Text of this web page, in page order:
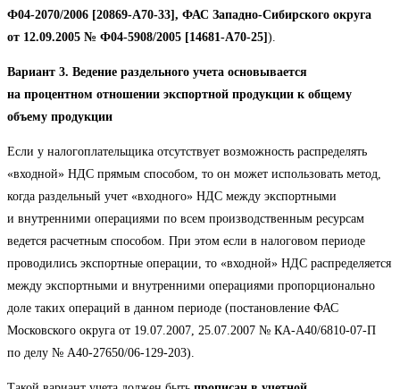
Ф04-2070/2006 [20869-А70-33], ФАС Западно-Сибирского округа
от 12.09.2005 № Ф04-5908/2005 [14681-А70-25] ).
Вариант 3. Ведение раздельного учета основывается
на процентном отношении экспортной продукции к общему
объему продукции
Если у налогоплательщика отсутствует возможность распределять
«входной» НДС прямым способом, то он может использовать метод,
когда раздельный учет «входного» НДС между экспортными
и внутренними операциями по всем производственным ресурсам
ведется расчетным способом. При этом если в налоговом периоде
проводились экспортные операции, то «входной» НДС распределяется
между экспортными и внутренними операциями пропорционально
доле таких операций в данном периоде (постановление ФАС
Московского округа от 19.07.2007, 25.07.2007 № КА-А40/6810-07-П
по делу № А40-27650/06-129-203).